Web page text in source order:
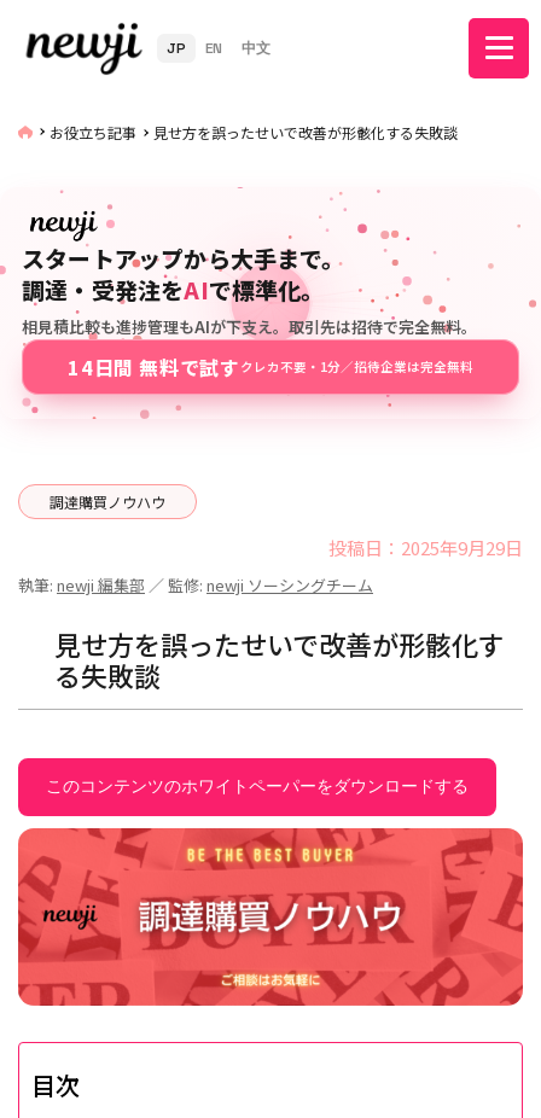
JP EN 中文
お役立ち記事 見せ方を誤ったせいで改善が形骸化する失敗談
スタートアップから大手まで。
調達・受発注をAIで標準化。
相見積比較も進捗管理もAIが下支え。取引先は招待で完全無料。
14日間 無料で試す クレカ不要・1分／招待企業は完全無料
調達購買ノウハウ
投稿日：2025年9月29日
執筆: newji 編集部 ／ 監修: newji ソーシングチーム
見せ方を誤ったせいで改善が形骸化す
る失敗談
このコンテンツのホワイトペーパーをダウンロードする
目次